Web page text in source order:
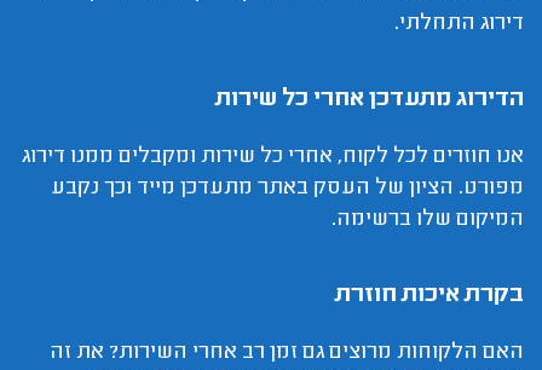
דירוג התחלתי.
הדירוג מתעדכן אחרי כל שירות
אנו חוזרים לכל לקוח, אחרי כל שירות ומקבלים ממנו דירוג
מפורט. הציון של העסק באתר מתעדכן מייד וכך נקבע
המיקום שלו ברשימה.
בקרת איכות חוזרת
האם הלקוחות מרוצים גם זמן רב אחרי השירות? את זה